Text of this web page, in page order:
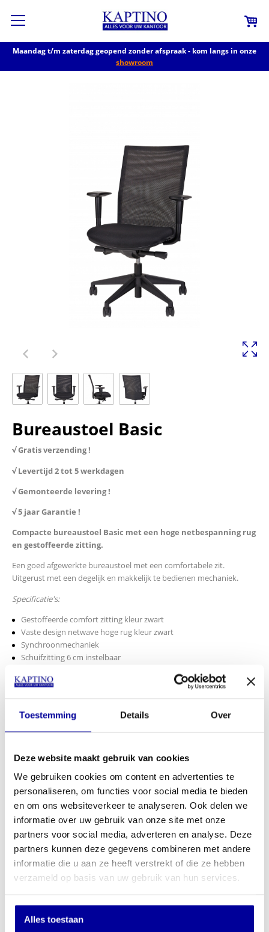
Toestemming Details Over
Deze website maakt gebruik van cookies
We gebruiken cookies om content en advertenties te
personaliseren, om functies voor social media te bieden
en om ons websiteverkeer te analyseren. Ook delen we
informatie over uw gebruik van onze site met onze
partners voor social media, adverteren en analyse. Deze
partners kunnen deze gegevens combineren met andere
informatie die u aan ze heeft verstrekt of die ze hebben
verzameld op basis van uw gebruik van hun services.
Alles toestaan
Maandag t/m zaterdag geopend zonder afspraak - kom langs in onze
showroom
Bureaustoel Basic
√ Gratis verzending !
√ Levertijd 2 tot 5 werkdagen
√ Gemonteerde levering !
√ 5 jaar Garantie !
Compacte bureaustoel Basic met een hoge netbespanning rug
en gestoffeerde zitting.
Een goed afgewerkte bureaustoel met een comfortabele zit.
Uitgerust met een degelijk en makkelijk te bedienen mechaniek.
Specificatie's:
Gestoffeerde comfort zitting kleur zwart
Vaste design netwave hoge rug kleur zwart
Synchroonmechaniek
Schuifzitting 6 cm instelbaar
Kunststof zwart onderstel met zwarte gaslift
359,00
€309,00
Offerte aanvragen
Specificaties
Keuze stoffering Stof en Mesh